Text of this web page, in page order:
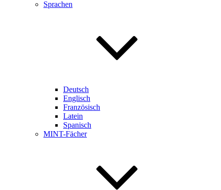
Sprachen
Deutsch
Englisch
Französisch
Latein
Spanisch
MINT-Fächer